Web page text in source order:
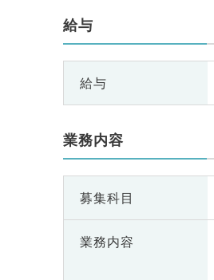
給与
給与
業務内容
募集科目
業務内容